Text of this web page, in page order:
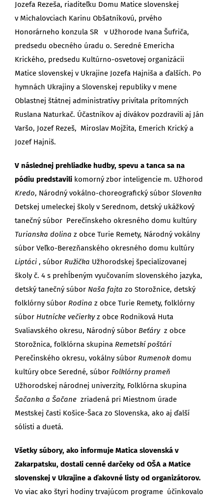
Jozefa Rezeša, riaditeľku Domu Matice slovenskej
v Michalovciach Karinu Obšatníkovú, prvého
Honorárneho konzula SR v Užhorode Ivana Šufriča,
predsedu obecného úradu o. Seredné Emericha
Krického, predsedu Kultúrno-osvetovej organizácii
Matice slovenskej v Ukrajine Jozefa Hajniša a ďalších. Po
hymnách Ukrajiny a Slovenskej republiky v mene
Oblastnej štátnej administratívy privítala prítomných
Ruslana Naturkač. Účastníkov aj divákov pozdravili aj Ján
Varšo, Jozef Rezeš, Miroslav Mojžita, Emerich Krický a
Jozef Hajniš.
V následnej prehliadke hudby, spevu a tanca sa na
pódiu predstavili komorný zbor inteligencie m. Užhorod
Kredo, Národný vokálno-choreografický súbor Slovenka
Detskej umeleckej školy v Serednom, detský ukážkový
tanečný súbor Perečínskeho okresného domu kultúry
Turianska dolina z obce Turie Remety, Národný vokálny
súbor Veľko-Berezňanského okresného domu kultúry
Liptáci , súbor Ružička Užhorodskej špecializovanej
školy č. 4 s prehĺbeným vyučovaním slovenského jazyka,
detský tanečný súbor Naša fajta zo Storožnice, detský
folklórny súbor Rodina z obce Turie Remety, folklórny
súbor Hutnícke večierkyz obce Rodniková Huta
Svaliavského okresu, Národný súbor Beťáryz obce
Storožnica, folklórna skupina Remetskí poštári
Perečinského okresu, vokálny súbor Rumenok domu
kultúry obce Seredné, súbor Folklórny prameň
Užhorodskej národnej univerzity, Folklórna skupina
Šačanka a Šačane zriadená pri Miestnom úrade
Mestskej časti Košice-Šaca zo Slovenska, ako aj ďalší
sólisti a duetá.
Všetky súbory, ako informuje Matica slovenská v
Zakarpatsku, dostali cenné darčeky od OŠA a Matice
slovenskej v Ukrajine a ďakovné listy od organizátorov.
Vo viac ako štyri hodiny trvajúcom programe účinkovalo